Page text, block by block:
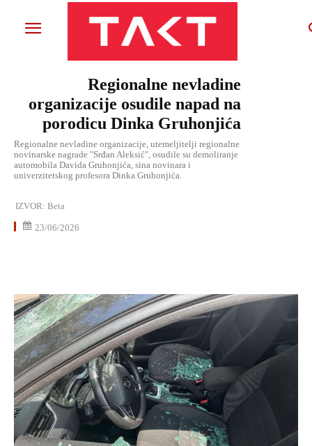
Regionalne nevladine
organizacije osudile napad na
porodicu Dinka Gruhonjića
Regionalne nevladine organizacije, utemeljitelji regionalne
novinarske nagrade "Srđan Aleksić", osudile su demoliranje
automobila Davida Gruhonjića, sina novinara i
univerzitetskog profesora Dinka Gruhonjića.
IZVOR: Beta
23/06/2026